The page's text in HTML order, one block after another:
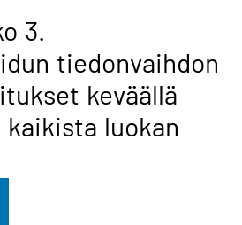
3.
tiedonvaihdon
keväällä
kaikista luokan